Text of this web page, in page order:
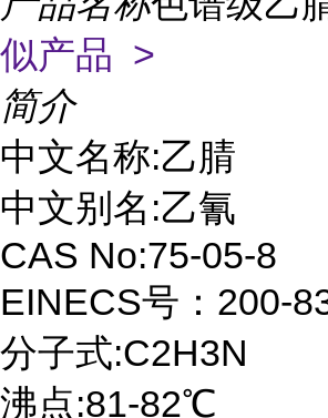
似产品 >
简介
中文名称:乙腈
中文别名:乙氰
CAS No:75-05-8
EINECS号：200-
分子式:C2H3N
沸点:81-82℃